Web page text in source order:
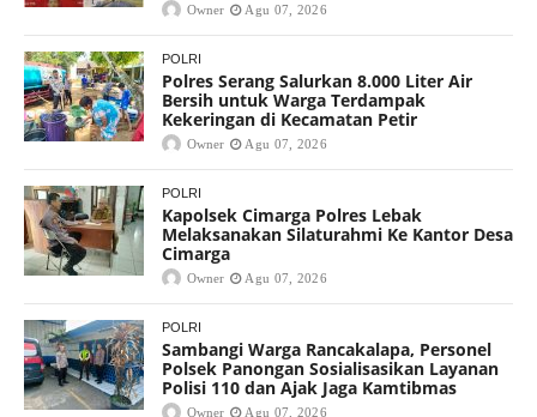
Owner Agu 07, 2026
POLRI
Polres Serang Salurkan 8.000 Liter Air
Bersih untuk Warga Terdampak
Kekeringan di Kecamatan Petir
Owner Agu 07, 2026
POLRI
Kapolsek Cimarga Polres Lebak
Melaksanakan Silaturahmi Ke Kantor Desa
Cimarga
Owner Agu 07, 2026
POLRI
Sambangi Warga Rancakalapa, Personel
Polsek Panongan Sosialisasikan Layanan
Polisi 110 dan Ajak Jaga Kamtibmas
Owner Agu 07, 2026